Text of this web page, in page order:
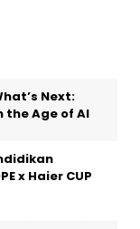
Next:
the Age of AI
x Haier CUP